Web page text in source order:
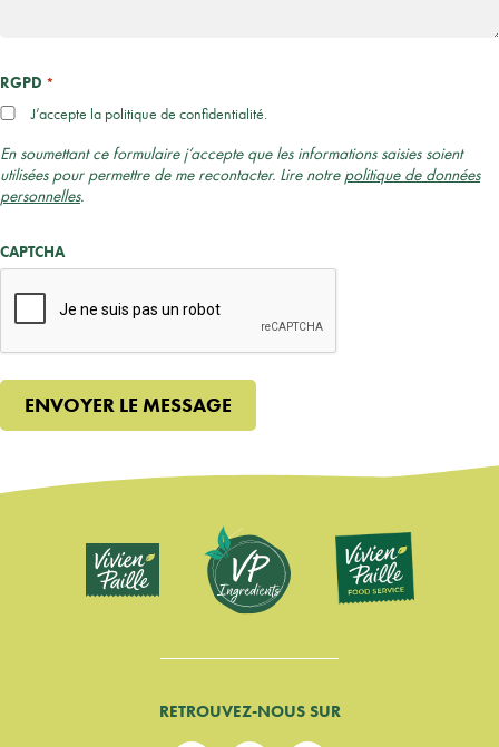
RGPD *
J’accepte la politique de confidentialité.
En soumettant ce formulaire j’accepte que les informations saisies soient
utilisées pour permettre de me recontacter. Lire notre politique de données
personnelles.
CAPTCHA
RETROUVEZ-NOUS SUR